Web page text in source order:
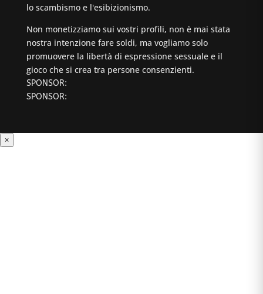
lo scambismo e l'esibizionismo.
Non monetizziamo sui vostri profili, non è mai stata
nostra intenzione fare soldi, ma vogliamo solo
promuovere la libertà di espressione sessuale e il
gioco che si crea tra persone consenzienti.
SPONSOR:
SPONSOR:
×